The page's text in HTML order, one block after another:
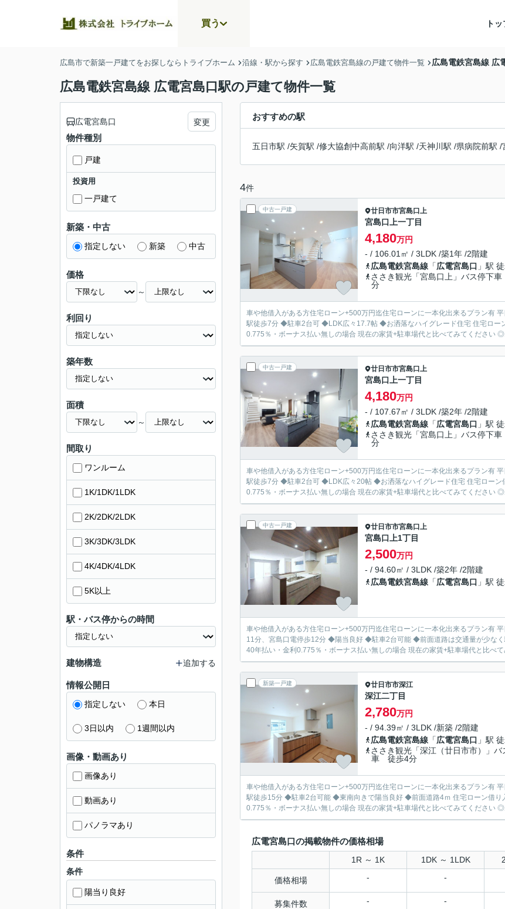
買う ト
広島市で新築一戸建てをお探しならトライブホーム 沿線・駅から探す 広島電鉄宮島線の戸建て物件一覧 広島電鉄宮島線 広
広島電鉄宮島線 広電宮島口駅の戸建て物件一覧
おすすめの駅
五日市駅 /矢賀駅 /修大協創中高前駅 /向洋駅 /天神川駅 /県病院前駅 /
4件
中古一戸建 廿日市市宮島口上
宮島口上一丁目
4,180万円
- / 106.01㎡ / 3LDK /築1年 /2階建
広島電鉄宮島線 「広電宮島口 」駅
ささき観光「宮島口上」バス停下
分
車や他借入がある方住宅ローン+500万円迄住宅ローンに一本化出来るプラン有 平日・休日・祝日、朝・夜！いつでもご見学いただけます ◆JR宮島口
駅徒歩7分 ◆駐車2台可 ◆LDK広々17.7帖 ◆お洒落なハイグレード住宅 住宅ローン借入4180円の場合 月々101305円 ※変動金利・40年払い・金利
0.775％・ボーナス払い無しの場合 現在の
中古一戸建 廿日市市宮島口上
宮島口上一丁目
4,180万円
- / 107.67㎡ / 3LDK /築2年 /2階建
広島電鉄宮島線 「広電宮島口 」駅
ささき観光「宮島口上」バス停下
分
車や他借入がある方住宅ローン+500万円迄住宅ローンに一本化出来るプラン有 平日・休日・祝日、朝・夜！いつでもご見学いただけます ◆JR宮島口
駅徒歩7分 ◆駐車2台可 ◆LDK広々20帖 ◆お洒落なハイグレード住宅 住宅ローン借入4180円の場合 月々101305円 ※変動金利・40年払い・金利
0.775％・ボーナス
中古一戸建 廿日市市宮島口上
宮島口上1丁目
2,500万円
- / 94.60㎡ / 3LDK /築2年 /2階建
広島電鉄宮島線 「広電宮島口 」駅
車や他借入がある方住宅ローン+500万円迄住宅ローンに一本化出来るプラン有 平日・休日・祝日、朝・夜！いつでもご見学頂けます ◆JR宮島口駅歩
11分、宮島口電停歩12分 ◆陽当良好 ◆駐車2台可能 ◆前面道路は交通量が少なく駐車楽々 住宅ローン借入2500円の場合 月々60589
40年払い・金利0.775％・ボーナス払い無しの場合 現在の家賃+駐車場代と比べて
新築一戸建 廿日市市深江
深江二丁目
2,780万円
- / 94.39㎡ / 3LDK /新築 /2階建
広島電鉄宮島線 「広電宮島口 」駅
ささき観光「深江（廿日市市）」バ
車 徒歩4分
車や他借入がある方住宅ローン+500万円迄住宅ローンに一本化出来るプラン有 平日・休日・祝日、朝・夜！いつでもご見学いただけます ◆JR宮島口
駅徒歩15分 ◆駐車2台可能 ◆東南向きで陽当良好 ◆前面道路4ｍ 住宅ローン借り入れ2780円の場合 月々67375円 ※変動金利・40年払い・金利
0.775％・ボ
広電宮島口の掲載物件の価格相場
1R ～ 1K 1DK ～ 1LDK
価格相場 - -
募集件数 - -
広電宮島口 変更
物件種別
戸建
投資用
一戸建て
新築・中古
指定しない 新築 中古
価格
～
利回り
築年数
面積
～
間取り
ワンルーム
1K/1DK/1LDK
2K/2DK/2LDK
3K/3DK/3LDK
4K/4DK/4LDK
5K以上
駅・バス停からの時間
建物構造 追加する
情報公開日
指定しない 本日
3日以内 1週間以内
画像・動画あり
画像あり
動画あり
パノラマあり
条件
条件
陽当り良好